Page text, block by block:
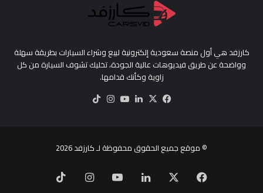
كارزفد هي أول منصة سعودية إلكترونية لبيع وشراء السيارات بطريقة سهلة
وواضحة عن طريق فيديوهات عالية الجودة، تخليك تشوف السيارة من كل
زاوية وكأنك قدامها.
فيسبوك
‫X لينكدإن‫YouTubeانستقرام
© موقع جميع الحقوق محفوظة لـكارزفد
فيسبوك لينكدإن ‫YouTube انستقرام